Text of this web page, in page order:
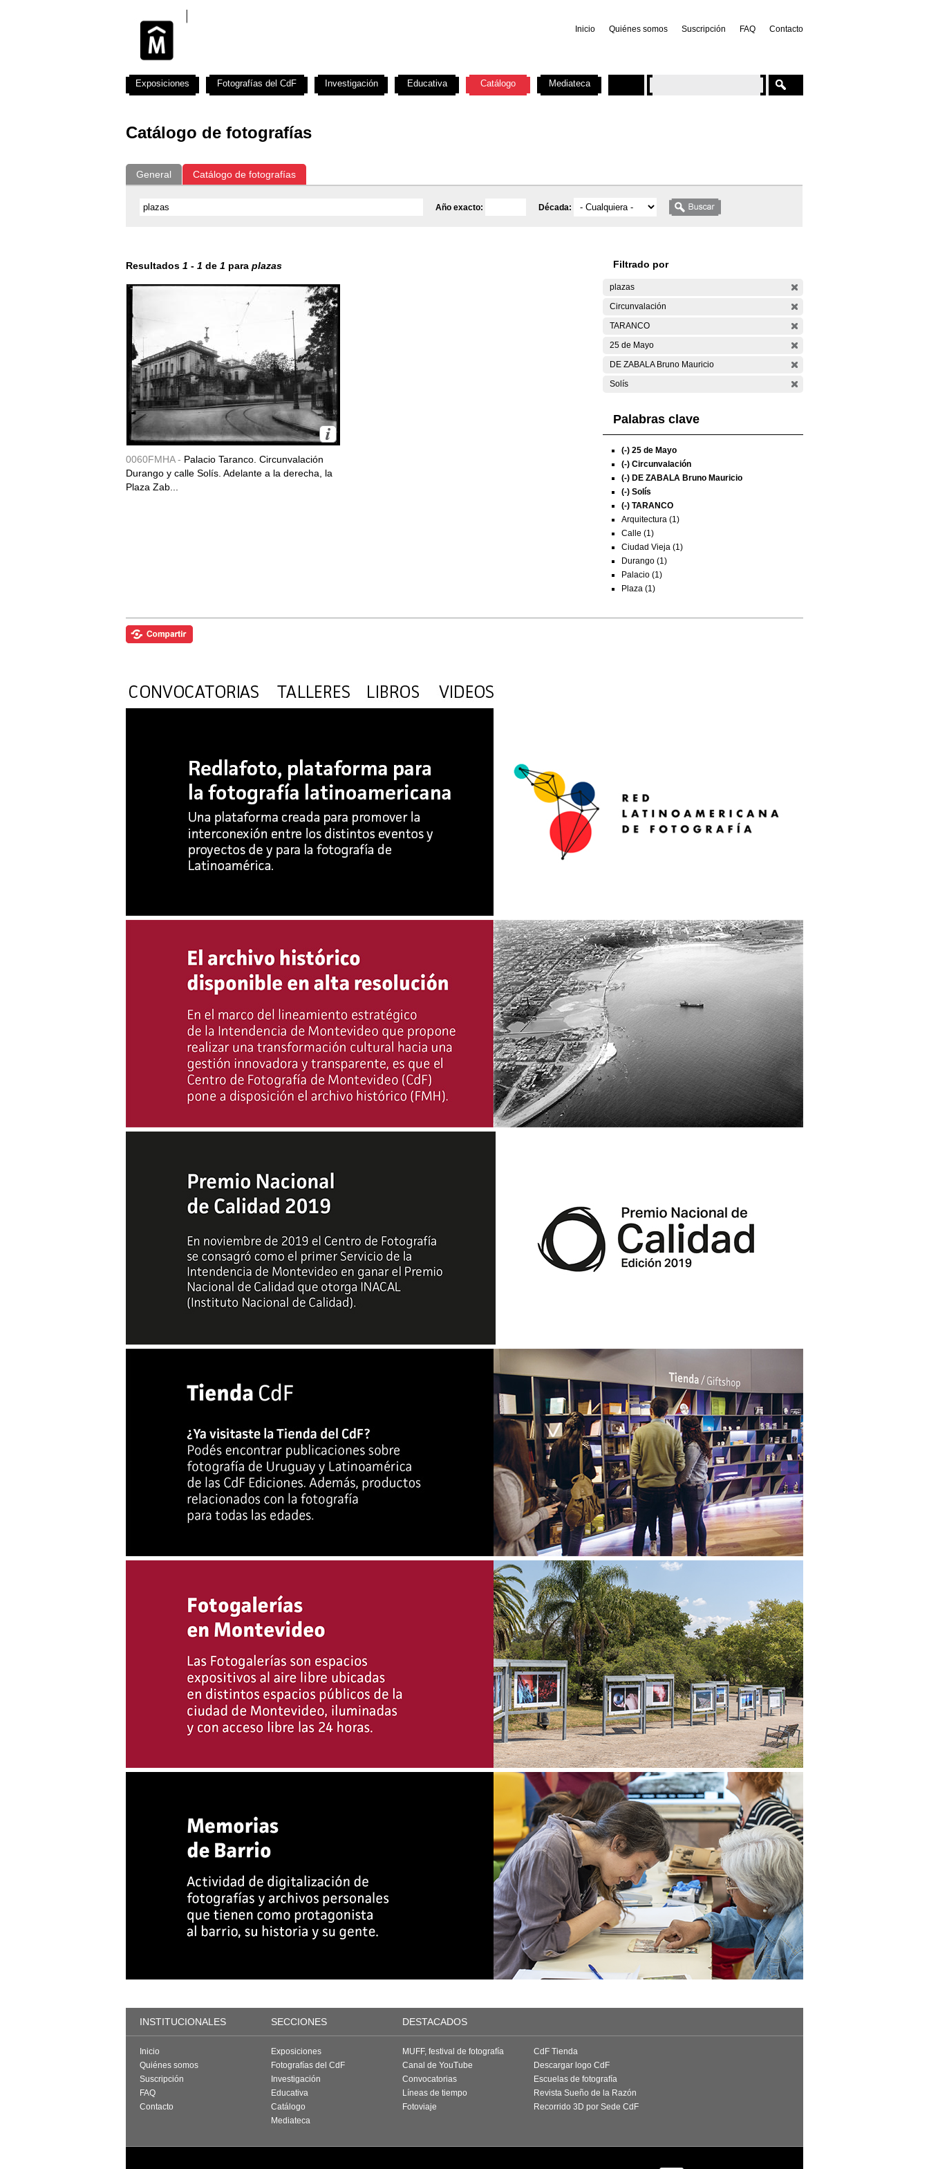
Inicio Quiénes somos Suscripción FAQ Contacto
Catálogo de fotografías
General Catálogo de fotografías
Año exacto: Década:
Resultados 1 - 1 de 1 para plazas
0060FMHA - Palacio Taranco. Circunvalación
Durango y calle Solís. Adelante a la derecha, la
Plaza Zab...
Filtrado por
plazas
Circunvalación
TARANCO
25 de Mayo
DE ZABALA Bruno Mauricio
Solís
Palabras clave
(-) 25 de Mayo
(-) Circunvalación
(-) DE ZABALA Bruno Mauricio
(-) Solís
(-) TARANCO
Arquitectura (1)
Calle (1)
Ciudad Vieja (1)
Durango (1)
Palacio (1)
Plaza (1)
Exposiciones Fotografías del CdF Investigación Educativa Catálogo Mediateca
INSTITUCIONALES SECCIONES DESTACADOS
Inicio
Quiénes somos
Suscripción
FAQ
Contacto
Exposiciones
Fotografías del CdF
Investigación
Educativa
Catálogo
Mediateca
MUFF, festival de fotografía
Canal de YouTube
Convocatorias
Líneas de tiempo
Fotoviaje
CdF Tienda
Descargar logo CdF
Escuelas de fotografía
Revista Sueño de la Razón
Recorrido 3D por Sede CdF